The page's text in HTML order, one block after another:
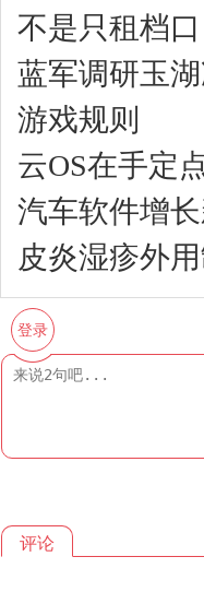
不是只租档
蓝军调研玉
游戏规则
云OS在手定
汽车软件增
皮炎湿疹外
登录
评论